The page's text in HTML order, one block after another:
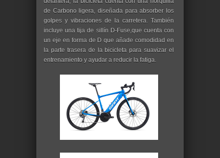
de Carbono ligera, diseñada para absorber los
golpes y vibraciones de la carretera. También
incluye una tija de sillín D-Fuse,que cuenta con
un eje en forma de D que añade comodidad en
la parte trasera de la bicicleta para suavizar el
entrenamiento y ayudar a reducir la fatiga.